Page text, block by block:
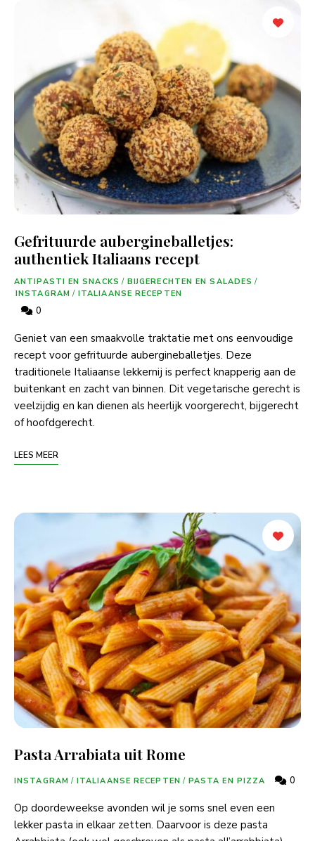
Gefrituurde aubergineballetjes:
authentiek Italiaans recept
ANTIPASTI EN SNACKS / BIJGERECHTEN EN SALADES /
INSTAGRAM / ITALIAANSE RECEPTEN
0
Geniet van een smaakvolle traktatie met ons eenvoudige
recept voor gefrituurde aubergineballetjes. Deze
traditionele Italiaanse lekkernij is perfect knapperig aan de
buitenkant en zacht van binnen. Dit vegetarische gerecht is
veelzijdig en kan dienen als heerlijk voorgerecht, bijgerecht
of hoofdgerecht.
LEES MEER
Pasta Arrabiata uit Rome
INSTAGRAM / ITALIAANSE RECEPTEN / PASTA EN PIZZA 0
Op doordeweekse avonden wil je soms snel even een
lekker pasta in elkaar zetten. Daarvoor is deze pasta